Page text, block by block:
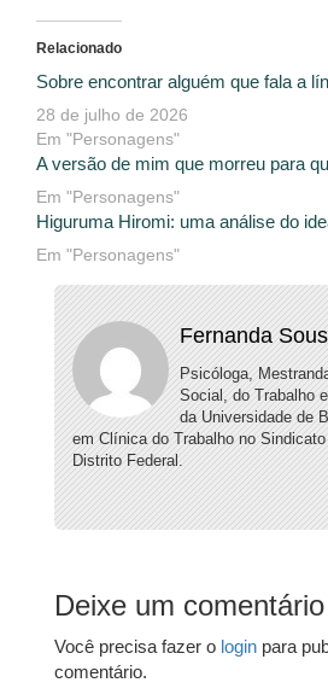
Relacionado
Sobre encontrar alguém que fala a
28 de julho de 2026
Em "Personagens"
A versão de mim que morreu para
Em "Personagens"
Higuruma Hiromi: uma análise do
Em "Personagens"
Fernanda
Psicóloga,
Social, do Trabalho
da Universidade de
em Clínica do Trabalho no
Distrito Federal.
Deixe um comentário
Você precisa fazer o login para
comentário.